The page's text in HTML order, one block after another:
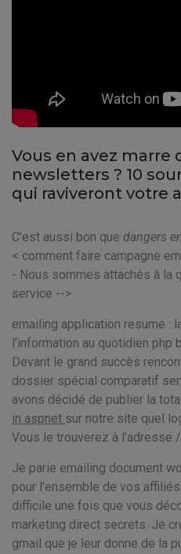
Vous en avez marre
newsletters ? 10
qui raviveront votre
C'est aussi bon que dangers
< comment faire campagne
- Nous sommes attachés à la
service -->
emailing application resume :
l’information au quotidien
Devant le grand succès
dossier spécial comparatif
avons décidé de publier la
in aspnet sur notre site quel
Vous le trouverez à l’adresse /
Je parie emailing document
pour l'ensemble de vos
difficile une fois que vous
marketing direct secrets. Je
gmail que je leur donne de la